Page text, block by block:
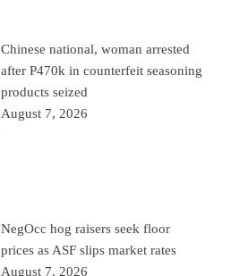
Chinese national, woman arrested
after P470k in counterfeit seasoning
products seized
August 7, 2026
NegOcc hog raisers seek floor
prices as ASF slips market rates
August 7, 2026